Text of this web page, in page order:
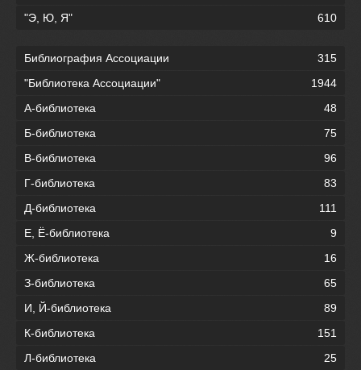
"Э, Ю, Я"
610
Библиография Ассоциации
315
"Библиотека Ассоциации"
1944
А-библиотека
48
Б-библиотека
75
В-библиотека
96
Г-библиотека
83
Д-библиотека
111
Е, Ё-библиотека
9
Ж-библиотека
16
З-библиотека
65
И, Й-библиотека
89
К-библиотека
151
Л-библиотека
25